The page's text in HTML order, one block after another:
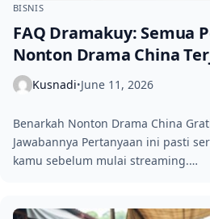
BISNIS
FAQ Dramakuy: Semua
Nonton Drama China
Kusnadi•June 11, 2026
Benarkah Nonton Drama China
Jawabannya Pertanyaan ini pasti
kamu sebelum mulai streaming.…